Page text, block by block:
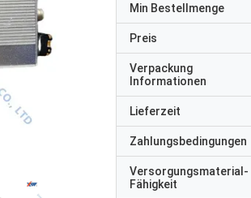
Min Bestellmenge
Preis
Verpackung
Informationen
Lieferzeit
Zahlungsbedingungen
Versorgungsmaterial-
Fähigkeit